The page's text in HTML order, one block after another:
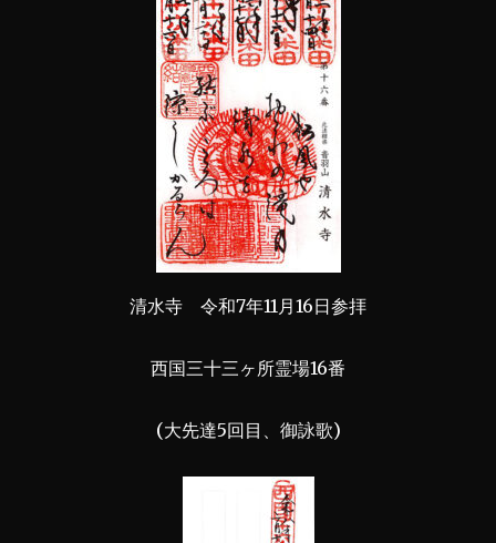
清水寺 令和7年11月16日参拝
西国三十三ヶ所霊場16番
(大先達5回目、御詠歌)